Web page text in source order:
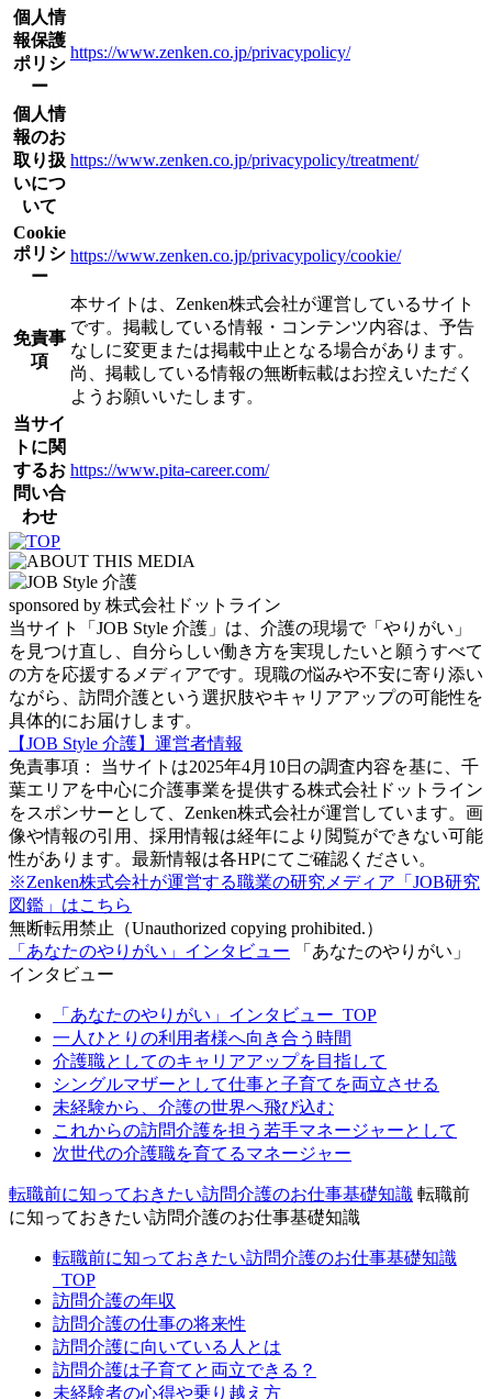
個人情
報保護
ポリシ
ー
https://www.zenken.co.jp/privacypolicy/
個人情
報のお
取り扱
いにつ
いて
https://www.zenken.co.jp/privacypolicy/treatment/
Cookie
ポリシ
ー
https://www.zenken.co.jp/privacypolicy/cookie/
免責事
項
本サイトは、Zenken株式会社が運営しているサイト
です。掲載している情報・コンテンツ内容は、予告
なしに変更または掲載中止となる場合があります。
尚、掲載している情報の無断転載はお控えいただく
ようお願いいたします。
当サイ
トに関
するお
問い合
わせ
https://www.pita-career.com/
sponsored by 株式会社ドットライン
当サイト「JOB Style 介護」は、介護の現場で「やりがい」
を見つけ直し、自分らしい働き方を実現したいと願うすべて
の方を応援するメディアです。現職の悩みや不安に寄り添い
ながら、訪問介護という選択肢やキャリアアップの可能性を
具体的にお届けします。
【JOB Style 介護】運営者情報
免責事項： 当サイトは2025年4月10日の調査内容を基に、千
葉エリアを中心に介護事業を提供する株式会社ドットライン
をスポンサーとして、Zenken株式会社が運営しています。画
像や情報の引用、採用情報は経年により閲覧ができない可能
性があります。最新情報は各HPにてご確認ください。
※Zenken株式会社が運営する職業の研究メディア「JOB研究
図鑑」はこちら
無断転用禁止（Unauthorized copying prohibited.）
「あなたのやりがい」インタビュー
「あなたのやりがい」
インタビュー
「あなたのやりがい」インタビュー_TOP
一人ひとりの利用者様へ向き合う時間
介護職としてのキャリアアップを目指して
シングルマザーとして仕事と子育てを両立させる
未経験から、介護の世界へ飛び込む
これからの訪問介護を担う若手マネージャーとして
次世代の介護職を育てるマネージャー
転職前に知っておきたい訪問介護のお仕事基礎知識 転職前
に知っておきたい訪問介護のお仕事基礎知識
転職前に知っておきたい訪問介護のお仕事基礎知識
_TOP
訪問介護の年収
訪問介護の仕事の将来性
訪問介護に向いている人とは
訪問介護は子育てと両立できる？
未経験者の心得や乗り越え方